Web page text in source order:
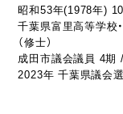
昭和53年(1978年)
千葉県富里高等学校
（修士）
成田市議会議員 4期
2023年 千葉県議会